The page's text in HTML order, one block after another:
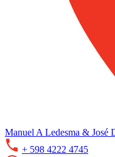
Manuel A Ledesma & José
+ 598 4222 4745